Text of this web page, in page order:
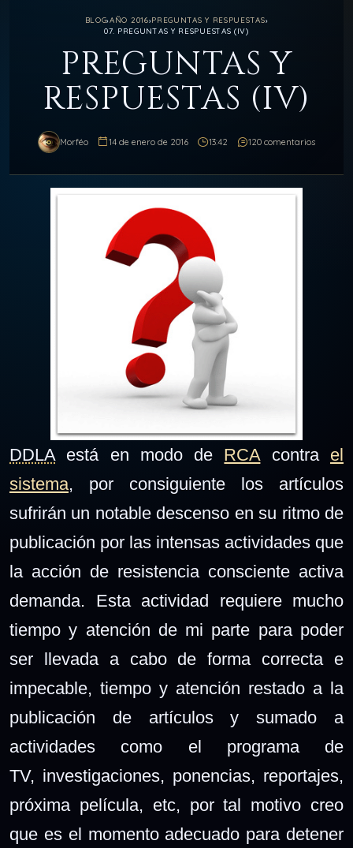
BLOG›AÑO 2016›PREGUNTAS Y RESPUESTAS›
07. PREGUNTAS Y RESPUESTAS (IV)
PREGUNTAS Y
RESPUESTAS (IV)
Morféo 14 de enero de 2016 13:42 120 comentarios
DDLAestá en modo de RCAcontra el
sistema, por consiguiente los artículos
sufrirán un notable descenso en su ritmo de
publicación por las intensas actividades que
la acción de resistencia consciente activa
demanda. Esta actividad requiere mucho
tiempo y atención de mi parte para poder
ser llevada a cabo de forma correcta e
impecable, tiempo y atención restado a la
publicación de artículos y sumado a
actividades como el programa de
TV, investigaciones, ponencias, reportajes,
próxima película, etc, por tal motivo creo
que es el momento adecuado para detener